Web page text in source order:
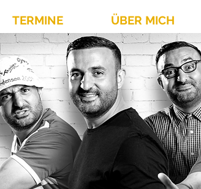
TERMINE ÜBER MICH